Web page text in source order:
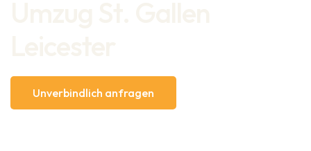
Unverbindlich anfragen